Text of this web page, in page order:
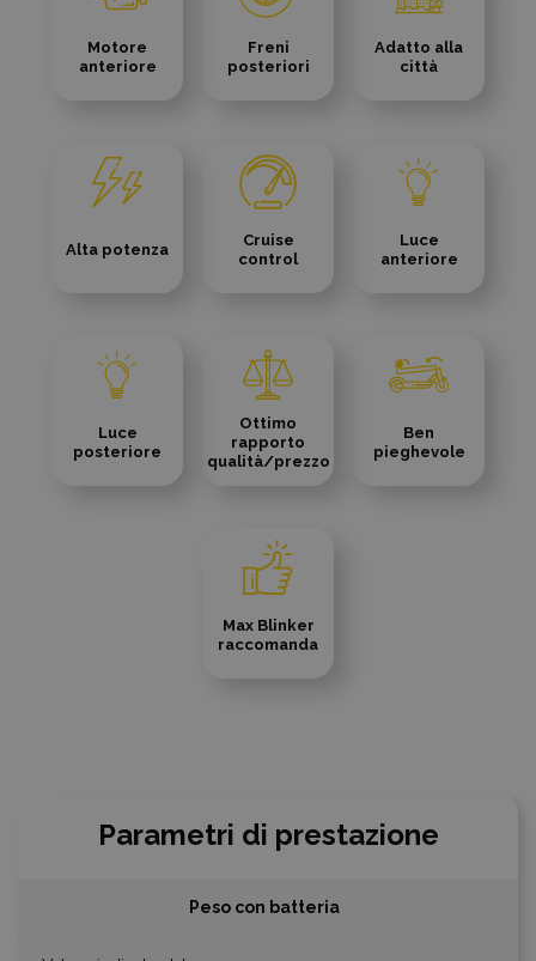
Motore
anteriore
Freni
posteriori
Adatto alla
città
Alta potenza
Cruise
control
Luce
anteriore
Luce
posteriore
Ottimo
rapporto
qualità/prezzo
Ben
pieghevole
Max Blinker
raccomanda
Parametri di prestazione
Peso con batteria